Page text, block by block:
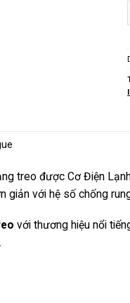
treo được Cơ Điện
giản với hệ số chống
với thương hiệu nổi